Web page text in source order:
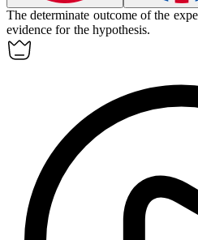
The determinate outcome of the
evidence for the hypothesis.